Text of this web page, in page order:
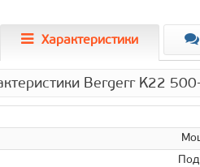
Характеристики
Bergerr K22